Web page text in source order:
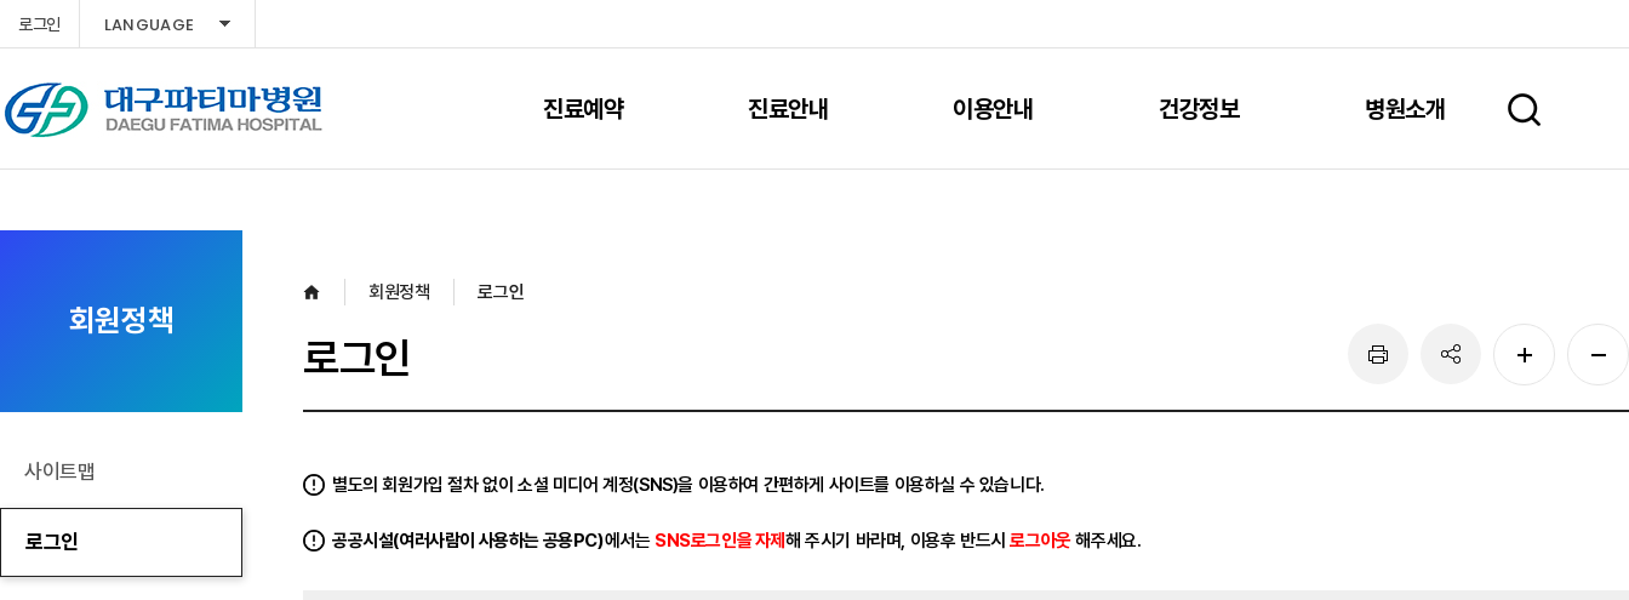
로그인 LANGUAGE
진료예약 진료안내 이용안내 건강정보 병원소개
회원정책
사이트맵
로그인
로그인
회원정책 로그인
별도의 회원가입 절차 없이 소셜 미디어 계정(SNS)을 이용하여 간편하게 사이트를 이용하실 수 있습니다.
공공시설(여러사람이 사용하는 공용PC)에서는 SNS로그인을 자제해 주시기 바라며, 이용후 반드시로그아웃해주세요.